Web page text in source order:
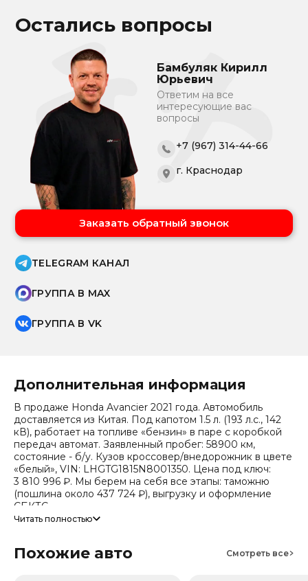
Остались вопросы
Бамбуляк Кирилл
Юрьевич
Ответим на все
интересующие вас
вопросы
+7 (967) 314-44-66
г. Краснодар
Заказать обратный звонок
TELEGRAM КАНАЛ
ГРУППА В MAX
ГРУППА В VK
Дополнительная информация
В продаже Honda Avancier 2021 года. Автомобиль
доставляется из Китая. Под капотом 1.5 л. (193 л.с., 142
кВ), работает на топливе «бензин» в паре с коробкой
передач автомат. Заявленный пробег: 58900 км,
состояние - б/у. Кузов кроссовер/внедорожник в цвете
«белый», VIN: LHGTG1815N8001350. Цена под ключ:
3 810 996 ₽. Мы берем на себя все этапы: таможню
(пошлина около 437 724 ₽), выгрузку и оформление
СБКТС.
отчет об авто и смету доставки. Мы на связи 24/7.
Читать полностью
Похожие авто Смотреть все